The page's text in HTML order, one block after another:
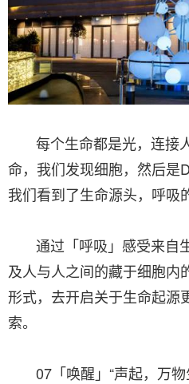
每个生命都是光，连接
命，我们发现细胞，然后是
我们看到了生命源头，呼吸
通过「呼吸」感受来自
及人与人之间的藏于细胞内
形式，去开启关于生命起源
索。
07「唤醒」“声起，万物